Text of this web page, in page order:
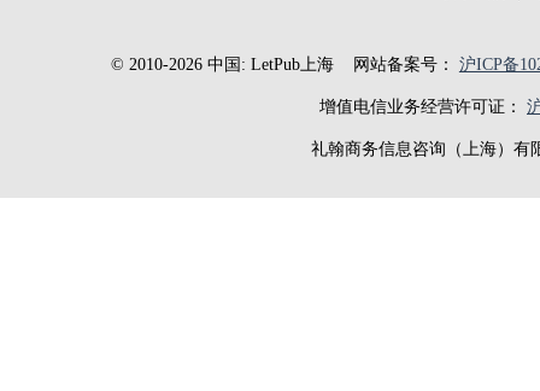
© 2010-2026 中国: LetPub上海网站备案号： 沪ICP备
增值电信业务经营许可证：
礼翰商务信息咨询（上海）